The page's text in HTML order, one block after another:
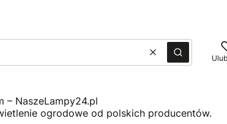
WyczyśćSzukaj
– NaszeLampy24.pl
ogrodowe od polskich producentów.